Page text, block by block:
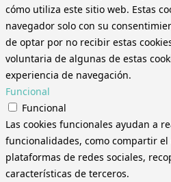
cómo utiliza este sitio web. Estas
navegador solo con su
de optar por no recibir estas
voluntaria de algunas de estas
experiencia de navegación.
Funcional
Funcional
Las cookies funcionales ayudan a
funcionalidades, como compartir
plataformas de redes sociales,
características de terceros.